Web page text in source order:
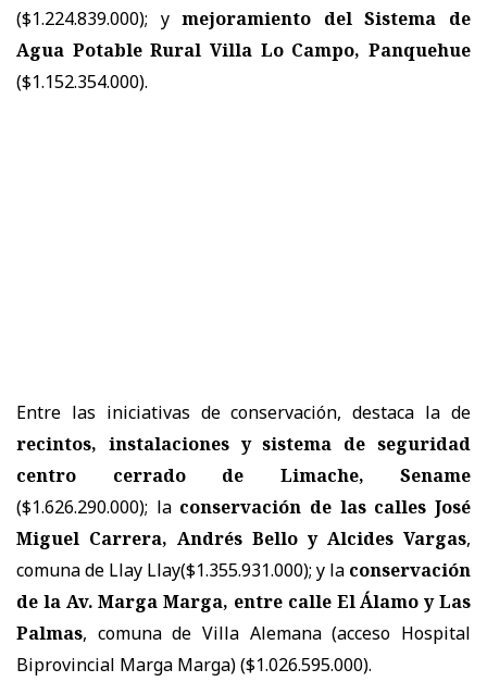
($1.224.839.000); ymejoramiento del Sistema de
Agua Potable Rural Villa Lo Campo, Panquehue
($1.152.354.000).
​Entre las iniciativas de conservación, destaca la de
recintos, instalaciones y sistema de seguridad
centro cerrado de Limache, Sename
($1.626.290.000); la conservación de las calles José
Miguel Carrera, Andrés Bello y Alcides Vargas,
comuna de Llay Llay($1.355.931.000); y la conservación
de la Av. Marga Marga, entre calle El Álamo y Las
Palmas, comuna de Villa Alemana (acceso Hospital
Biprovincial Marga Marga) ($1.026.595.000).